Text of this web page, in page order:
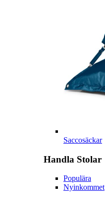
Saccosäckar
Handla Stolar
Populära
Nyinkommet